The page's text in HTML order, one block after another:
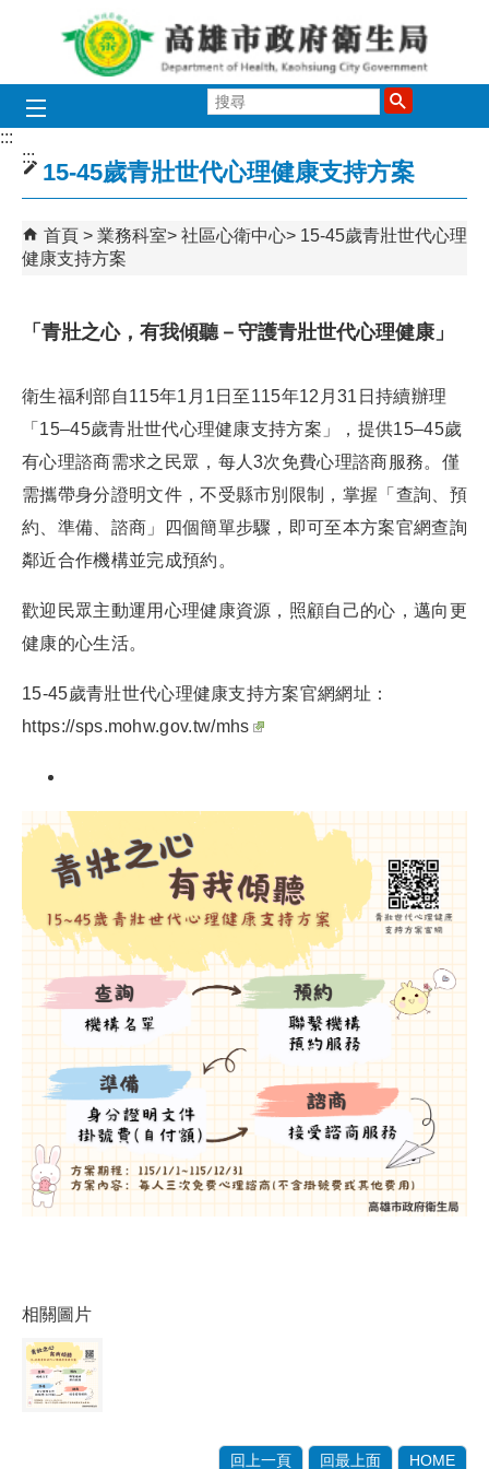
跳到主要內容區塊
尋
:::
:::
15-45歲青壯世代心理健康支持方案
首頁 業務科室 社區心衛中心
15-45歲青壯世代心理
健康支持方案
「青壯之心，有我傾聽－守護青壯世代心理健康」
衛生福利部自115年1月1日至115年12月31日持續辦理
「15–45歲青壯世代心理健康支持方案」，提供15–45歲
有心理諮商需求之民眾，每人3次免費心理諮商服務。僅
需攜帶身分證明文件，不受縣市別限制，掌握「查詢、預
約、準備、諮商」四個簡單步驟，即可至本方案官網查詢
鄰近合作機構並完成預約。
歡迎民眾主動運用心理健康資源，照顧自己的心，邁向更
健康的心生活。
15-45歲青壯世代心理健康支持方案官網網址：
https://sps.mohw.gov.tw/mhs
相關圖片
回上一頁 回最上面 HOME